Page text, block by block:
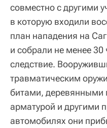
совместно с другими
в которую входили
план нападения на
и собрали не менее 30
следствие.
травматическим
битами, деревянными
арматурой и другими
автомобилях они